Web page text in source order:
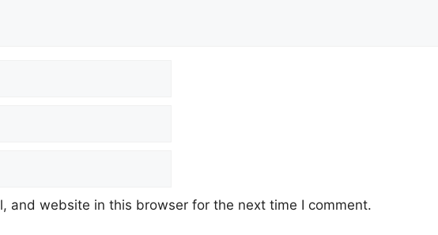
and website in this browser for the next time I comment.